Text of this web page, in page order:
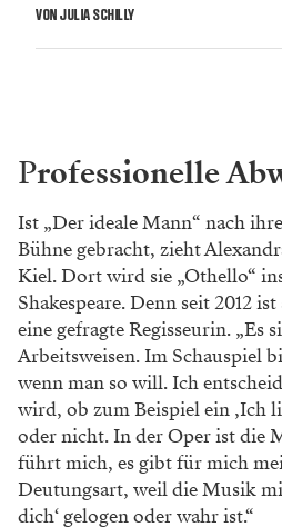
Alexandra Liedtke transferiert
bitterem Beigeschmack“ in die
schon die Sprache Elfriede